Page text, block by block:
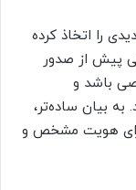
را اتخاذ کرده
پیش از صدور
باشد و
بیان ساده‌تر،
هویت مشخص و